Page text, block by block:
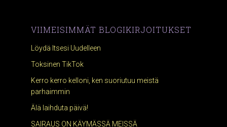
VIIMEISIMMÄT BLOGIKIRJOITUKSET
Löydä Itsesi Uudelleen
Toksinen TikTok
Kerro kerro kelloni, ken suoriutuu meistä
parhaimmin
Älä laihduta päivä!
SAIRAUS ON KÄYMÄSSÄ MEISSÄ